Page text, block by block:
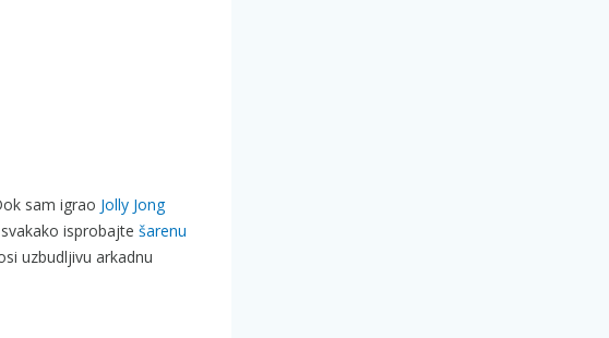
sam igrao Jolly Jong
isprobajte šarenu
uzbudljivu arkadnu